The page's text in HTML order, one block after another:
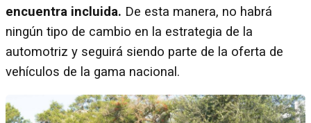
encuentra incluida. De esta manera, no habrá
ningún tipo de cambio en la estrategia de la
automotriz y seguirá siendo parte de la oferta de
vehículos de la gama nacional.